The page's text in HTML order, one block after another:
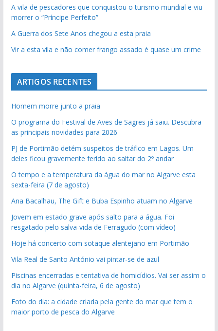
A vila de pescadores que conquistou o turismo mundial e viu
morrer o “Príncipe Perfeito”
A Guerra dos Sete Anos chegou a esta praia
Vir a esta vila e não comer frango assado é quase um crime
ARTIGOS RECENTES
Homem morre junto a praia
O programa do Festival de Aves de Sagres já saiu. Descubra
as principais novidades para 2026
PJ de Portimão detém suspeitos de tráfico em Lagos. Um
deles ficou gravemente ferido ao saltar do 2º andar
O tempo e a temperatura da água do mar no Algarve esta
sexta-feira (7 de agosto)
Ana Bacalhau, The Gift e Buba Espinho atuam no Algarve
Jovem em estado grave após salto para a água. Foi
resgatado pelo salva-vida de Ferragudo (com vídeo)
Hoje há concerto com sotaque alentejano em Portimão
Vila Real de Santo António vai pintar-se de azul
Piscinas encerradas e tentativa de homicídios. Vai ser assim o
dia no Algarve (quinta-feira, 6 de agosto)
Foto do dia: a cidade criada pela gente do mar que tem o
maior porto de pesca do Algarve